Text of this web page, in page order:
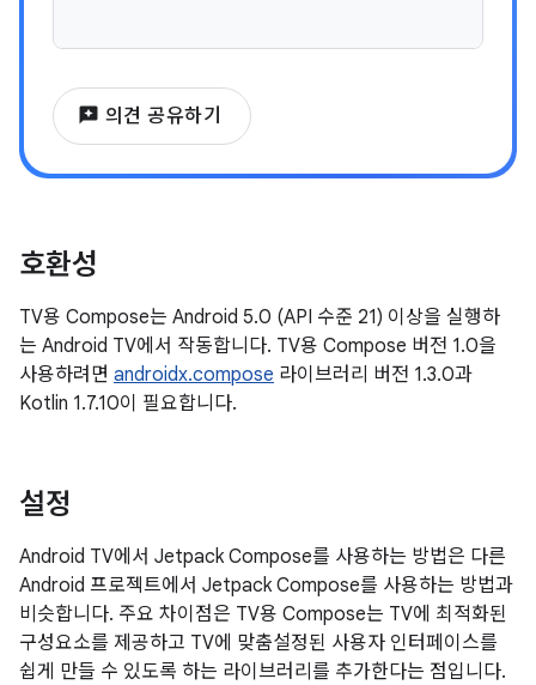
reviews 의견 공유하기
호환성
TV용 Compose는 Android 5.0 (API 수준 21) 이상을 실행하
는 Android TV에서 작동합니다. TV용 Compose 버전 1.0을
사용하려면 androidx.compose 라이브러리 버전 1.3.0과
Kotlin 1.7.10이 필요합니다.
설정
Android TV에서 Jetpack Compose를 사용하는 방법은 다른
Android 프로젝트에서 Jetpack Compose를 사용하는 방법과
비슷합니다. 주요 차이점은 TV용 Compose는 TV에 최적화된
구성요소를 제공하고 TV에 맞춤설정된 사용자 인터페이스를
쉽게 만들 수 있도록 하는 라이브러리를 추가한다는 점입니다.